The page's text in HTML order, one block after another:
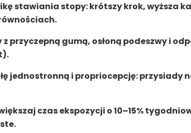
stawiania stopy: krótszy krok, wyższa
z przyczepną gumą, osłoną podeszwy i
jednostronną i propriocepcję: przysiady
czas ekspozycji o 10–15%